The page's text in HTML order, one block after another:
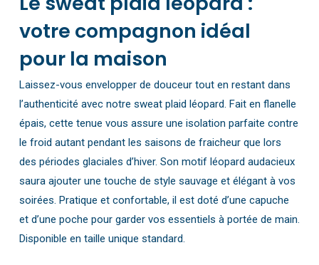
votre compagnon idéal
pour la maison
Laissez-vous envelopper de douceur tout en restant dans
l’authenticité avec notre sweat plaid léopard. Fait en flanelle
épais, cette tenue vous assure une isolation parfaite contre
le froid autant pendant les saisons de fraicheur que lors
des périodes glaciales d’hiver. Son motif léopard audacieux
saura ajouter une touche de style sauvage et élégant à vos
soirées. Pratique et confortable, il est doté d’une capuche
et d’une poche pour garder vos essentiels à portée de main.
Disponible en taille unique standard.